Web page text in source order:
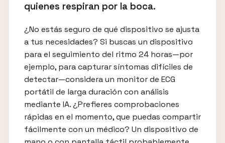
quienes respiran por la boca.
¿No estás seguro de qué dispositivo se ajusta
a tus necesidades? Si buscas un dispositivo
para el seguimiento del ritmo 24 horas—por
ejemplo, para capturar síntomas difíciles de
detectar—considera un monitor de ECG
portátil de larga duración con análisis
mediante IA. ¿Prefieres comprobaciones
rápidas en el momento, que puedas compartir
fácilmente con un médico? Un dispositivo de